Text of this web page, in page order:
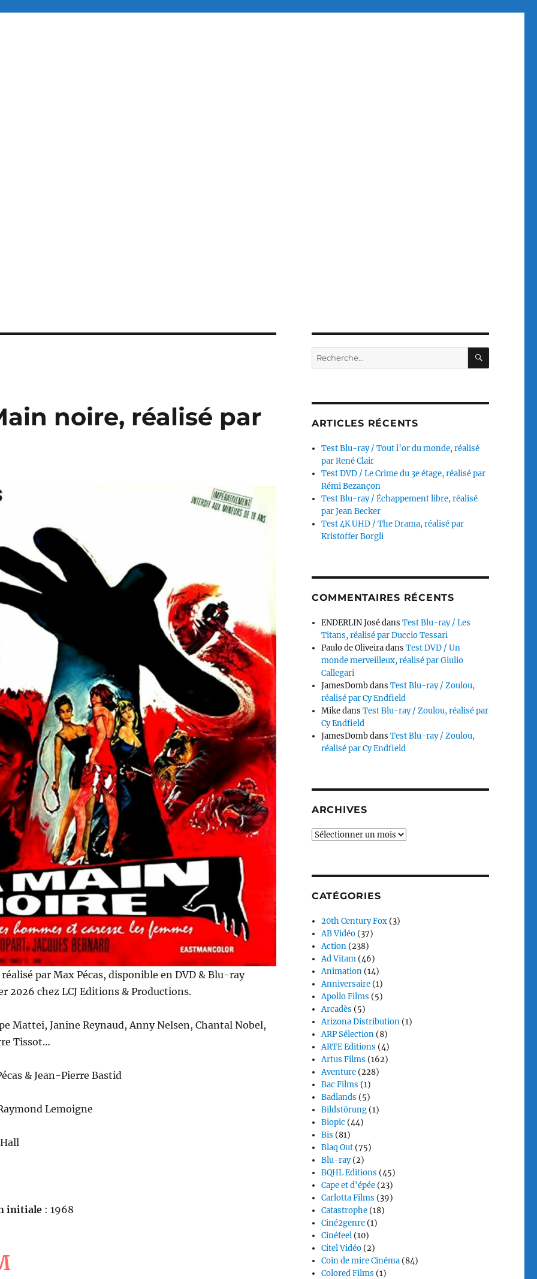
noire, réalisé par
réalisé par Max Pécas, disponible en DVD & Blu-ray
2026 chez LCJ Editions & Productions.
Mattei, Janine Reynaud, Anny Nelsen, Chantal Nobel,
Tissot…
& Jean-Pierre Bastid
Lemoigne
initiale: 1968
Recherche
pour :
ARTICLES RÉCENTS
Test Blu-ray / Tout l’or du monde, réalisé
par René Clair
Test DVD / Le Crime du 3e étage, réalisé par
Rémi Bezançon
Test Blu-ray / Échappement libre, réalisé
par Jean Becker
Test 4K UHD / The Drama, réalisé par
Kristoffer Borgli
COMMENTAIRES RÉCENTS
ENDERLIN JosédansTest Blu-ray / Les
Titans, réalisé par Duccio Tessari
Paulo de OliveiradansTest DVD / Un
monde merveilleux, réalisé par Giulio
Callegari
JamesDombdansTest Blu-ray / Zoulou,
réalisé par Cy Endfield
MikedansTest Blu-ray / Zoulou, réalisé par
Cy Endfield
JamesDombdansTest Blu-ray / Zoulou,
réalisé par Cy Endfield
ARCHIVES
Archives
CATÉGORIES
20th Century Fox (3)
AB Vidéo (37)
Action (238)
Ad Vitam (46)
Animation (14)
Anniversaire (1)
Apollo Films (5)
Arcadès (5)
Arizona Distribution (1)
ARP Sélection (8)
ARTE Editions (4)
Artus Films (162)
Aventure (228)
Bac Films (1)
Badlands (5)
Bildstörung (1)
Biopic (44)
Bis (81)
Blaq Out (75)
Blu-ray(2)
BQHL Editions (45)
Cape et d'épée (23)
Carlotta Films (39)
Catastrophe (18)
Ciné2genre (1)
Cinéfeel (10)
Citel Vidéo (2)
Coin de mire Cinéma (84)
Colored Films (1)